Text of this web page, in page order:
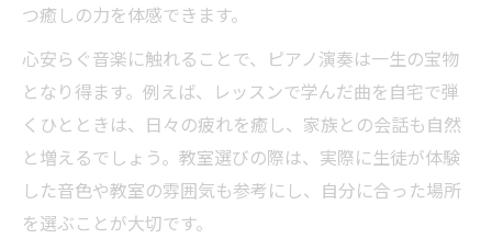
つ癒しの力を体感できます。
心安らぐ音楽に触れることで、ピアノ演奏は一生の宝物
となり得ます。例えば、レッスンで学んだ曲を自宅で弾
くひとときは、日々の疲れを癒し、家族との会話も自然
と増えるでしょう。教室選びの際は、実際に生徒が体験
した音色や教室の雰囲気も参考にし、自分に合った場所
を選ぶことが大切です。